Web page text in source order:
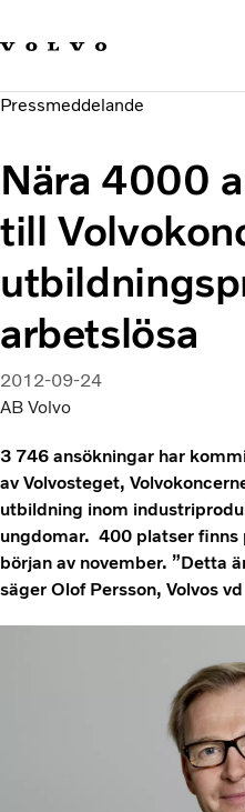
Hållbara
Investerare
Pressmeddelande
Nära 4000
till
arbetslösa
2012-09-24
AB Volvo
3 746 ansökningar har
av Volvosteget,
utbildning inom
ungdomar. 400 platser finns
början av november. ”Detta
säger Olof Persson, Volvos